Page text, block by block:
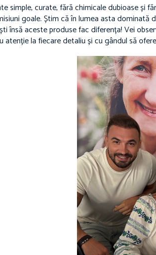
simple, curate, fără chimicale dubioase și
goale. Știm că în lumea asta
însă aceste produse fac diferența! Vei
atenție la fiecare detaliu și cu gândul să